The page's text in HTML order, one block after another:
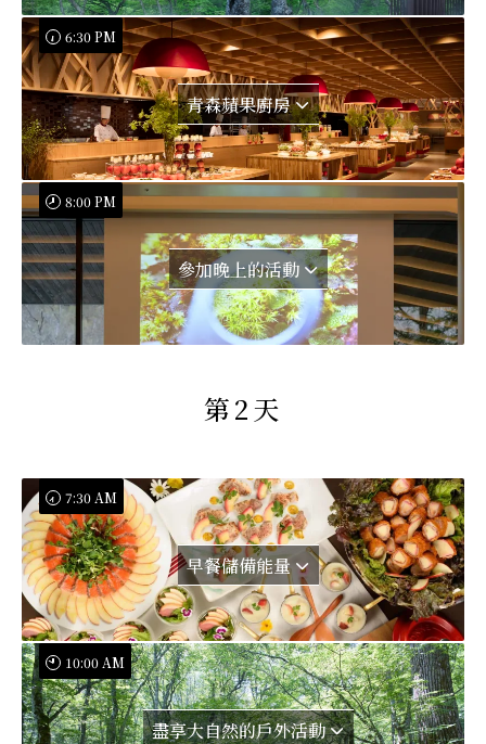
青森蘋果廚房
6:30 PM
參加晚上的活動
8:00 PM
第2天
早餐儲備能量
7:30 AM
盡享大自然的戶外活動
10:00 AM